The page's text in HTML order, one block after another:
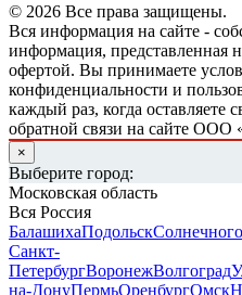
© 2026 Все права защищены.
Вся информация на сайте -
информация, представленная
офертой. Вы принимаете
конфиденциальности и
каждый раз, когда
обратной связи на сайте
×
Выберите город:
Московская область
Вся Россия
БалашихаПодольск
Санкт-
ПетербургВоронежВолгоград
на-ДонуПермьОренбургОмск